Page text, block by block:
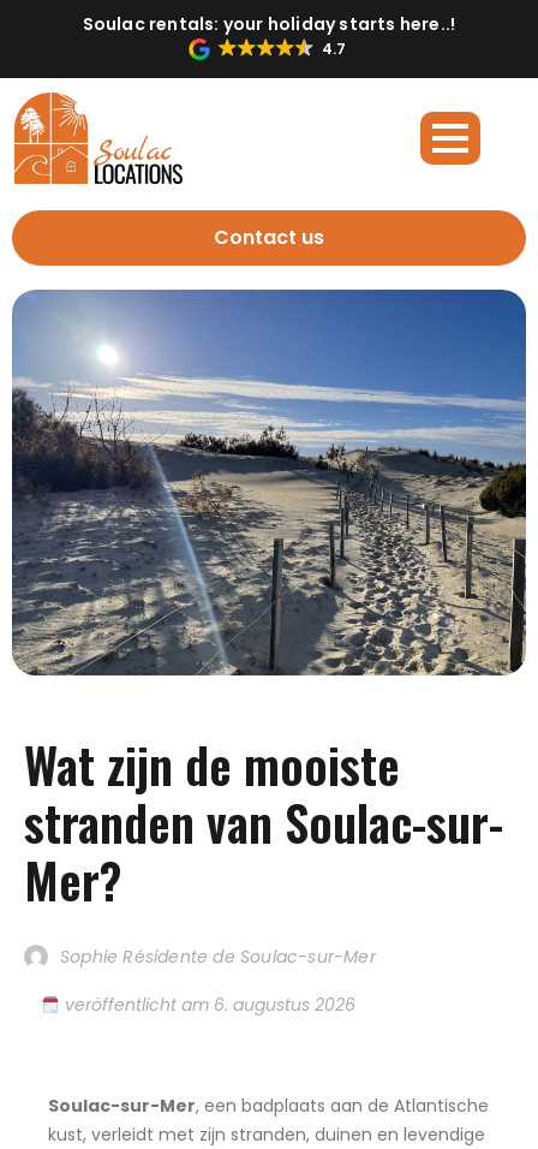
Soulac rentals: your holiday starts here..!
4.7
Contact us
Wat zijn de mooiste
stranden van Soulac-sur-
Mer?
Sophie Résidente de Soulac-sur-Mer
veröffentlicht am 6. augustus 2026
Soulac-sur-Mer, een badplaats aan de Atlantische
kust, verleidt met zijn stranden, duinen en levendige